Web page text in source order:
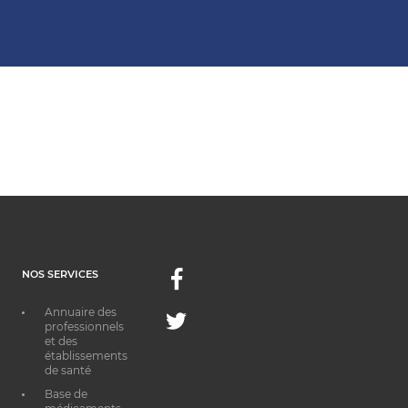
NOS SERVICES
Annuaire des
professionnels
et des
établissements
de santé
Base de
Facebook
Twitter